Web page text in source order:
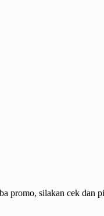
promo, silakan cek